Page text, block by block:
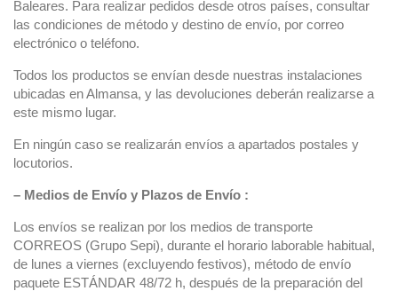
Baleares. Para realizar pedidos desde otros países, consultar
las condiciones de método y destino de envío, por correo
electrónico o teléfono.
Todos los productos se envían desde nuestras instalaciones
ubicadas en Almansa, y las devoluciones deberán realizarse a
este mismo lugar.
En ningún caso se realizarán envíos a apartados postales y
locutorios.
– Medios de Envío y Plazos de Envío :
Los envíos se realizan por los medios de transporte
CORREOS (Grupo Sepi), durante el horario laborable habitual,
de lunes a viernes (excluyendo festivos), método de envío
paquete ESTÁNDAR 48/72 h, después de la preparación del